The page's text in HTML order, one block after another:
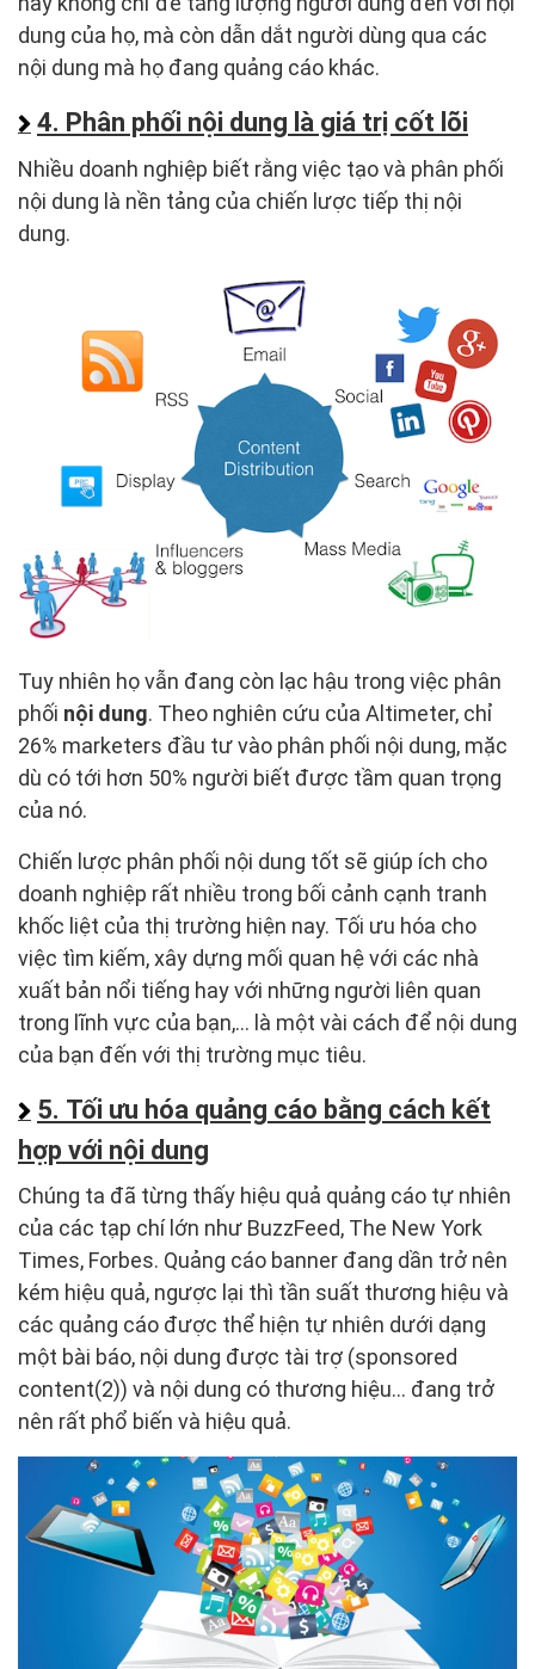
dung của họ, mà còn dẫn dắt người dùng qua các
nội dung mà họ đang quảng cáo khác.
4. Phân phối nội dung là giá trị cốt lõi
Nhiều doanh nghiệp biết rằng việc tạo và phân phối
nội dung là nền tảng của chiến lược tiếp thị nội
dung.
Tuy nhiên họ vẫn đang còn lạc hậu trong việc phân
phối nội dung. Theo nghiên cứu của Altimeter, chỉ
26% marketers đầu tư vào phân phối nội dung, mặc
dù có tới hơn 50% người biết được tầm quan trọng
của nó.
Chiến lược phân phối nội dung tốt sẽ giúp ích cho
doanh nghiệp rất nhiều trong bối cảnh cạnh tranh
khốc liệt của thị trường hiện nay. Tối ưu hóa cho
việc tìm kiếm, xây dựng mối quan hệ với các nhà
xuất bản nổi tiếng hay với những người liên quan
trong lĩnh vực của bạn,… là một vài cách để nội dung
của bạn đến với thị trường mục tiêu.
5. Tối ưu hóa quảng cáo bằng cách kết
hợp với nội dung
Chúng ta đã từng thấy hiệu quả quảng cáo tự nhiên
của các tạp chí lớn như BuzzFeed, The New York
Times, Forbes. Quảng cáo banner đang dần trở nên
kém hiệu quả, ngược lại thì tần suất thương hiệu và
các quảng cáo được thể hiện tự nhiên dưới dạng
một bài báo, nội dung được tài trợ (sponsored
content(2)) và nội dung có thương hiệu… đang trở
nên rất phổ biến và hiệu quả.